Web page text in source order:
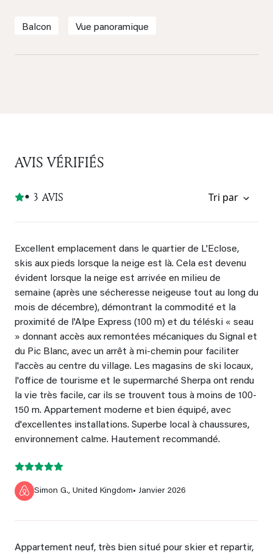
Balcon Vue panoramique
AVIS VÉRIFIÉS
• 3 AVIS Tri par
Excellent emplacement dans le quartier de L'Eclose,
skis aux pieds lorsque la neige est là. Cela est devenu
évident lorsque la neige est arrivée en milieu de
semaine (après une sécheresse neigeuse tout au long du
mois de décembre), démontrant la commodité et la
proximité de l'Alpe Express (100 m) et du téléski « seau
» donnant accès aux remontées mécaniques du Signal et
du Pic Blanc, avec un arrêt à mi-chemin pour faciliter
l'accès au centre du village. Les magasins de ski locaux,
l'office de tourisme et le supermarché Sherpa ont rendu
la vie très facile, car ils se trouvent tous à moins de 100-
150 m. Appartement moderne et bien équipé, avec
d'excellentes installations. Superbe local à chaussures,
environnement calme. Hautement recommandé.
Simon G., United Kingdom• Janvier 2026
Appartement neuf, très bien situé pour skier et repartir,